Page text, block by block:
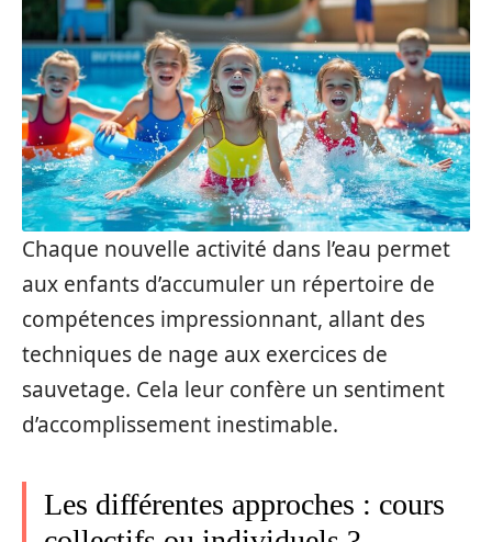
Chaque nouvelle activité dans l’eau permet
aux enfants d’accumuler un répertoire de
compétences impressionnant, allant des
techniques de nage aux exercices de
sauvetage. Cela leur confère un sentiment
d’accomplissement inestimable.
Les différentes approches : cours